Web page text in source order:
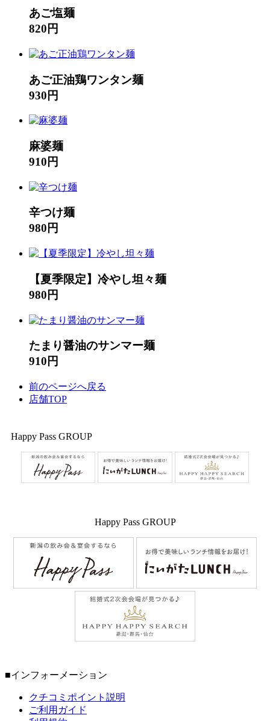
あご塩麺
820円
あご正油鶏ワンタン麺
930円
麻婆麺
910円
辛つけ麺
980円
【夏季限定】冷やし坦々麺
980円
たまり醤油のサンマー麺
910円
前のページへ戻る
店舗TOP
Happy Pass GROUP
Happy Pass GROUP
■インフォーメーション
クチコミポイント説明
ご利用ガイド